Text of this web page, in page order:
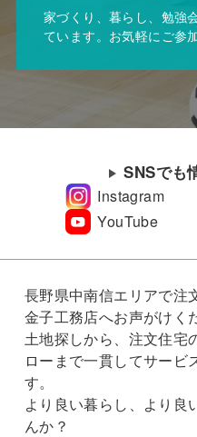
家づくり、暮らし、勉強
ています。お気軽にご参
SNSでも
Instagram
YouTube
長野県中南信エリアで注
金子工務店へお声がけく
土地探しから、注文住宅
ローまで一貫してサービ
す。
より良い暮らし、より良
んか？